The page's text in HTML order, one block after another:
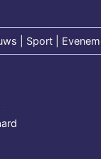
| Sport |